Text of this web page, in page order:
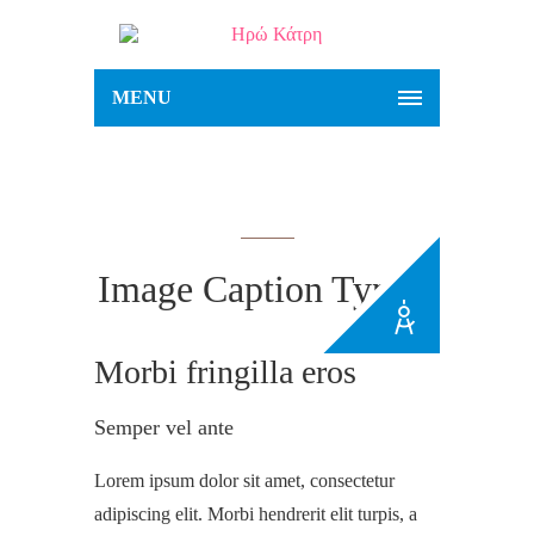
MENU
Image Caption Type 1
Morbi fringilla eros
Semper vel ante
Lorem ipsum dolor sit amet, consectetur
adipiscing elit. Morbi hendrerit elit turpis, a